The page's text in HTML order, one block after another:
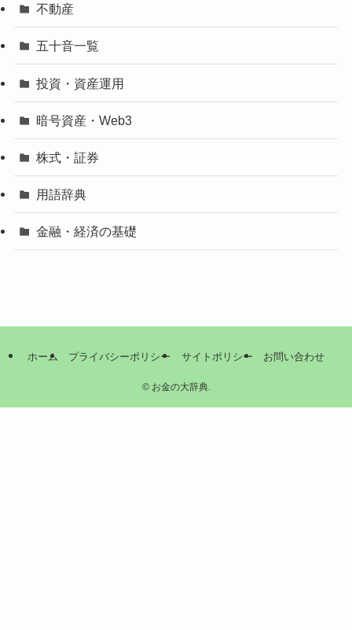
不動産
五十音一覧
投資・資産運用
暗号資産・Web3
株式・証券
用語辞典
金融・経済の基礎
ホーム プライバシーポリシー サイトポリシー お問い合わせ
©お金の大辞典.